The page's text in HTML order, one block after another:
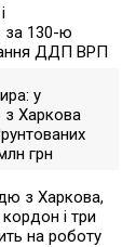
за 130-ю
ДДП ВРП
у
з Харкова
грн
з Харкова,
і три
на роботу